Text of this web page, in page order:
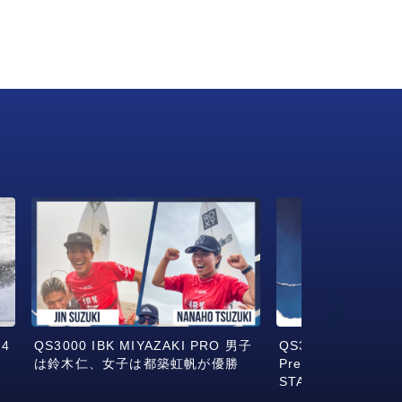
QS3000 IBK MIYAZAKI PRO 男子
は鈴木仁、女子は都築虹帆が優勝
QS3000 IBK
Presented by
START!